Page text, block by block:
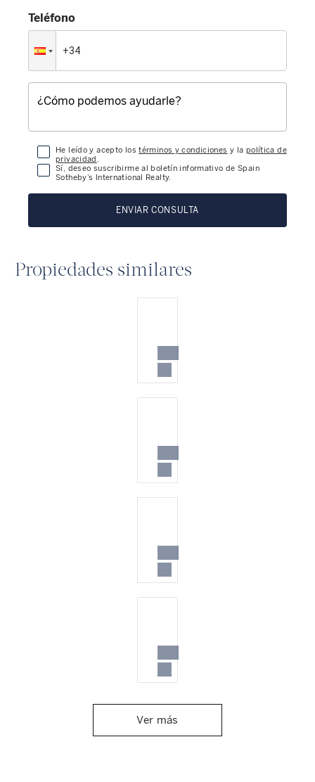
Teléfono
He leído y acepto lostérminos y condiciones y la política de
privacidad .
Sí, deseo suscribirme al boletín informativo de Spain
Sotheby’s International Realty.
ENVIAR CONSULTA
Propiedades similares
Ver más